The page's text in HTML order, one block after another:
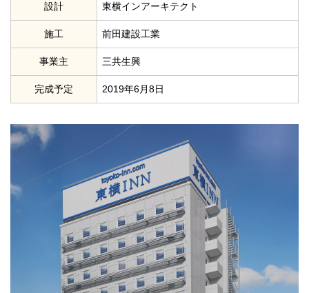
設計 東横インアーキテクト
施工 前田建設工業
事業主 三共生興
完成予定 2019年6月8日